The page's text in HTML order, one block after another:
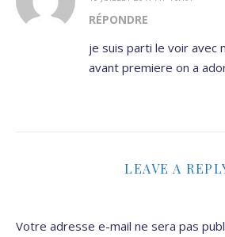
RÉPONDRE
je suis parti le voir avec
avant premiere on a
LEAVE A
Votre adresse e-mail ne sera pas